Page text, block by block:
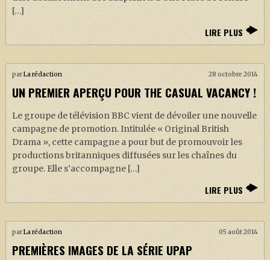
[…]
LIRE PLUS
parLa rédaction 28 octobre 2014
UN PREMIER APERÇU POUR THE CASUAL VACANCY !
Le groupe de télévision BBC vient de dévoiler une nouvelle
campagne de promotion. Intitulée « Original British
Drama », cette campagne a pour but de promouvoir les
productions britanniques diffusées sur les chaînes du
groupe. Elle s’accompagne […]
LIRE PLUS
parLa rédaction 05 août 2014
PREMIÈRES IMAGES DE LA SÉRIE UPAP